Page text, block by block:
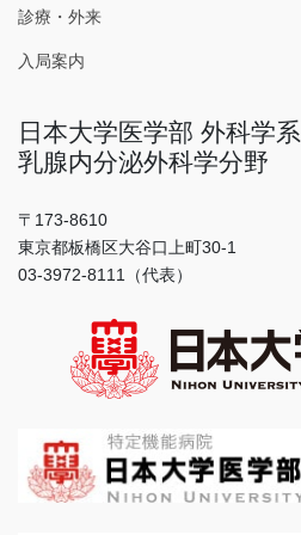
診療・外来
入局案内
日本大学医学部 外科学系
乳腺内分泌外科学分野
〒173-8610
東京都板橋区大谷口上町30-1
03-3972-8111（代表）